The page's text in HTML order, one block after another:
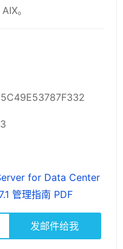
。
for Data Center
管理指南 PDF
发邮件给我